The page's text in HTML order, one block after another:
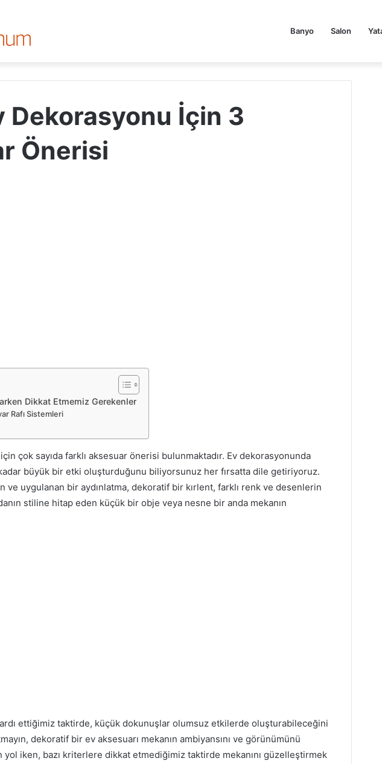
Banyo Salon
Dekorasyonu İçin 3
Önerisi
Dikkat Etmemiz Gerekenler
Rafı Sistemleri
için çok sayıda farklı aksesuar önerisi bulunmaktadır. Ev dekorasyonunda
büyük bir etki oluşturduğunu biliyorsunuz her fırsatta dile getiriyoruz.
ve uygulanan bir aydınlatma, dekoratif bir kırlent, farklı renk ve desenlerin
stiline hitap eden küçük bir obje veya nesne bir anda mekanın
ardı ettiğimiz taktirde, küçük dokunuşlar olumsuz etkilerde oluşturabileceğini
dekoratif bir ev aksesuarı mekanın ambiyansını ve görünümünü
iken, bazı kriterlere dikkat etmediğimiz taktirde mekanını güzelleştirmek